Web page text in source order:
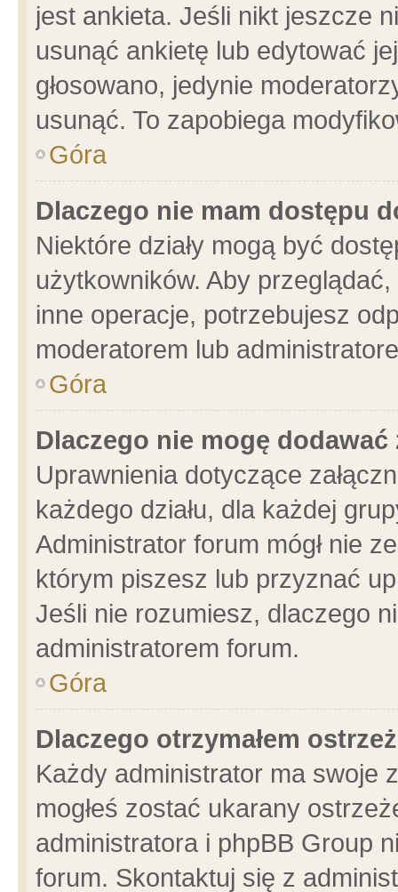
jest ankieta. Jeśli nikt jeszcze
usunąć ankietę lub edytować
głosowano, jedynie
usunąć. To zapobiega
Góra
Dlaczego nie mam dostępu
Niektóre działy mogą być
użytkowników. Aby
inne operacje, potrzebujesz
moderatorem lub
Góra
Dlaczego nie mogę dodawać
Uprawnienia dotyczące
każdego działu, dla każdej
Administrator forum mógł nie
którym piszesz lub przyznać
Jeśli nie rozumiesz, dlaczego
administratorem forum.
Góra
Dlaczego otrzymałem
Każdy administrator ma swoje
mogłeś zostać ukarany
administratora i phpBB Group
forum. Skontaktuj się z